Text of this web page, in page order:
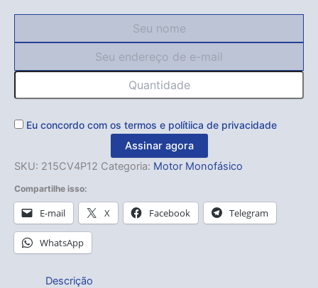
Eu concordo com os termos e polítiica de privacidade
Assinar agora
SKU: 215CV4P12 Categoria: Motor Monofásico
Compartilhe isso:
E-mail X Facebook Telegram
WhatsApp
Descrição